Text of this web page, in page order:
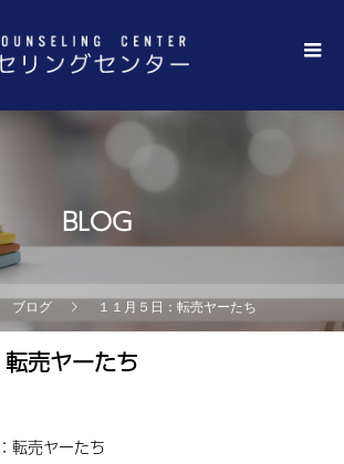
BLOG
ブログ １１月５日：転売ヤーたち
売ヤーたち
転売ヤーたち